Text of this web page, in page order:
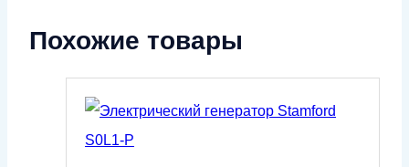
Похожие товары